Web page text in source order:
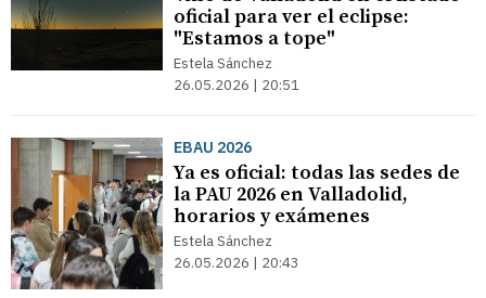
oficial para ver el eclipse:
"Estamos a tope"
Estela Sánchez
26.05.2026 | 20:51
EBAU 2026
Ya es oficial: todas las sedes de
la PAU 2026 en Valladolid,
horarios y exámenes
Estela Sánchez
26.05.2026 | 20:43